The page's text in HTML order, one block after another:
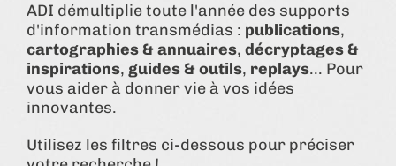
ADI démultiplie toute l'année des supports
d'information transmédias : publications,
cartographies & annuaires, décryptages &
inspirations, guides & outils, replays... Pour
vous aider à donner vie à vos idées
innovantes.
Utilisez les filtres ci-dessous pour préciser